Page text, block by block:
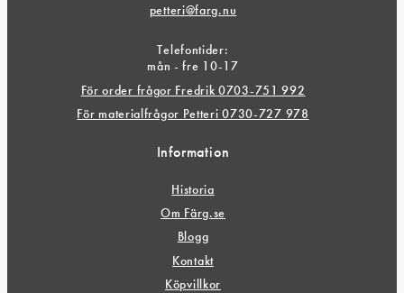
petteri@farg.nu
Telefontider:
mån - fre 10-17
För order frågor Fredrik 0703-751 992
För materialfrågor Petteri 0730-727 978
Information
Historia
Om Färg.se
Blogg
Kontakt
Köpvillkor